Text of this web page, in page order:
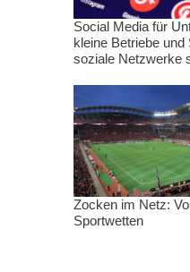
Social Media für
kleine Betriebe
soziale Netzwerke
Zocken im Netz:
Sportwetten